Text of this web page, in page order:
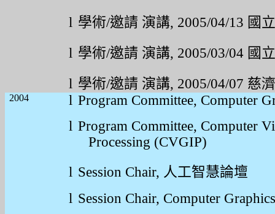
l 學術/邀請 演講, 2005/04/13 國
l 學術/邀請 演講, 2005/03/04 國
l 學術/邀請 演講, 2005/04/07 慈
2004 l Program Committee, Computer
l Program Committee, Computer
Processing (CVGIP)
l Session Chair, 人工智慧論壇
l Session Chair, Computer